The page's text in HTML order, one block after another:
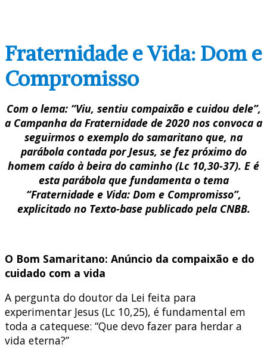
Fraternidade e Vida: Dom e
Compromisso
Com o lema: “Viu, sentiu compaixão e cuidou dele”,
a Campanha da Fraternidade de 2020 nos convoca a
seguirmos o exemplo do samaritano que, na
parábola contada por Jesus, se fez próximo do
homem caído à beira do caminho (Lc 10,30-37). E é
esta parábola que fundamenta o tema
“Fraternidade e Vida: Dom e Compromisso”,
explicitado no Texto-base publicado pela CNBB.
O Bom Samaritano: Anúncio da compaixão e do
cuidado com a vida
A pergunta do doutor da Lei feita para
experimentar Jesus (Lc 10,25), é fundamental em
toda a catequese: “Que devo fazer para herdar a
vida eterna?”